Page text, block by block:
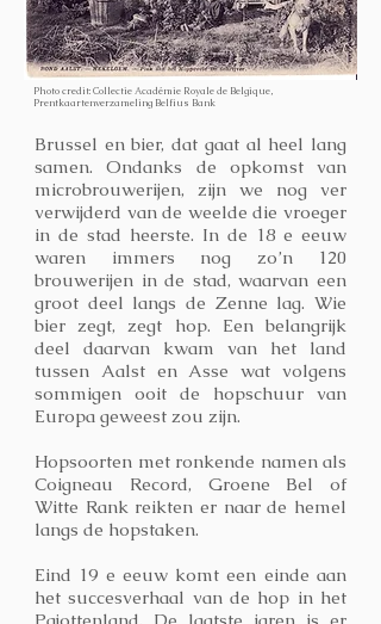
Photo credit: Collectie Académie Royale de Belgique,
Prentkaartenverzameling Belfius Bank
Brussel en bier, dat gaat al heel lang
samen. Ondanks de opkomst van
microbrouwerijen, zijn we nog ver
verwijderd van de weelde die vroeger
in de stad heerste. In de 18 e eeuw
waren immers nog zo’n 120
brouwerijen in de stad, waarvan een
groot deel langs de Zenne lag. Wie
bier zegt, zegt hop. Een belangrijk
deel daarvan kwam van het land
tussen Aalst en Asse wat volgens
sommigen ooit de hopschuur van
Europa geweest zou zijn.
Hopsoorten met ronkende namen als
Coigneau Record, Groene Bel of
Witte Rank reikten er naar de hemel
langs de hopstaken.
Eind 19 e eeuw komt een einde aan
het succesverhaal van de hop in het